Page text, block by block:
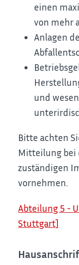
einen
von mehr
Anlagen
und
Bitte achten
Mitteilung bei
zuständigen
vornehmen.
Abteilung 5 -
Stuttgart]